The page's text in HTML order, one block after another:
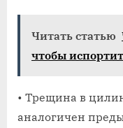
Читать статью
чтобы
• Трещина в
аналогичен